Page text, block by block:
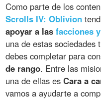
Como parte de los
Scrolls IV: Oblivion
apoyar a lasfacciones
una de estas sociedades
debes completar para
de rango. Entre las
una de ellas esCara a
vamos a ayudarte a